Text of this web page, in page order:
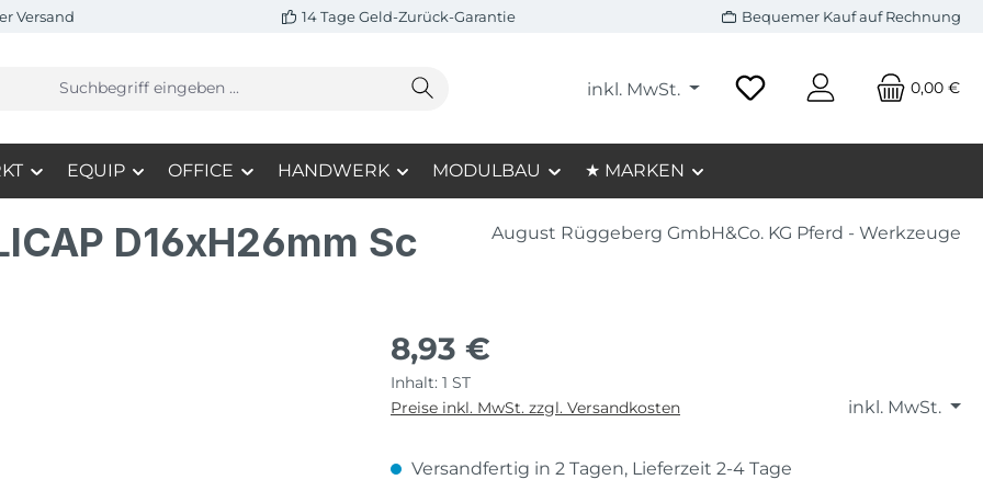
Versand 14 Tage Geld-Zurück-Garantie Bequemer Kauf auf Rechnung
inkl. MwSt. 0,00 €
EQUIP OFFICE HANDWERK MODULBAU ★ MARKEN
D16xH26mm Sc August Rüggeberg GmbH&Co. KG Pferd - Werkzeuge
8,93 €
Inhalt: 1 ST
inkl. MwSt.
Preise inkl. MwSt. zzgl. Versandkosten
Versandfertig in 2 Tagen, Lieferzeit 2-4 Tage